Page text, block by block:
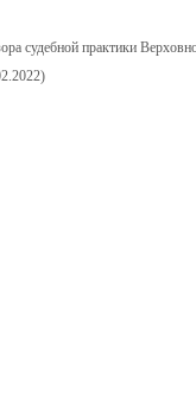
судебной практики